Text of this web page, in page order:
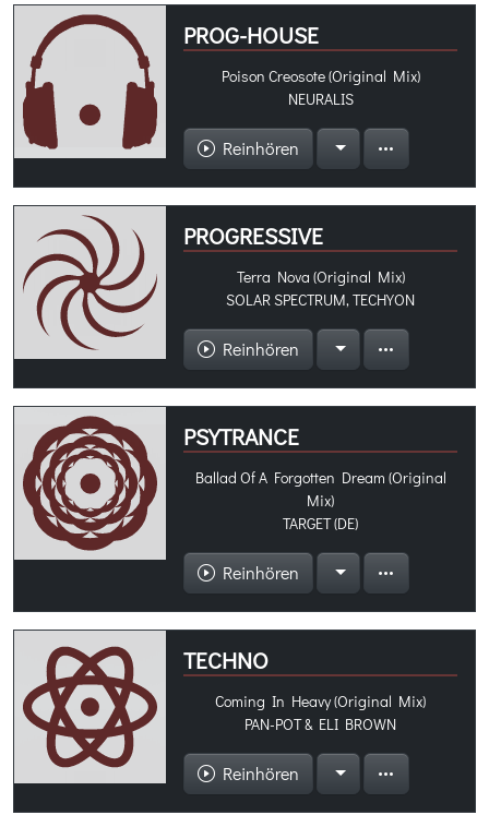
PROG-HOUSE
Poison Creosote (Original Mix)
NEURALIS
Reinhören
PROGRESSIVE
Terra Nova (Original Mix)
SOLAR SPECTRUM, TECHYON
Reinhören
PSYTRANCE
Ballad Of A Forgotten Dream (Original
Mix)
TARGET (DE)
Reinhören
TECHNO
Coming In Heavy (Original Mix)
PAN-POT & ELI BROWN
Reinhören